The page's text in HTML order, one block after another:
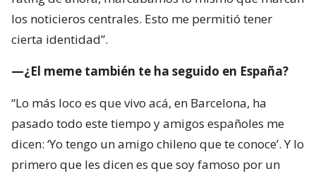
los noticieros centrales. Esto me permitió tener
cierta identidad”.
—¿El meme también te ha seguido en España?
“Lo más loco es que vivo acá, en Barcelona, ha
pasado todo este tiempo y amigos españoles me
dicen: ‘Yo tengo un amigo chileno que te conoce’. Y lo
primero que les dicen es que soy famoso por un